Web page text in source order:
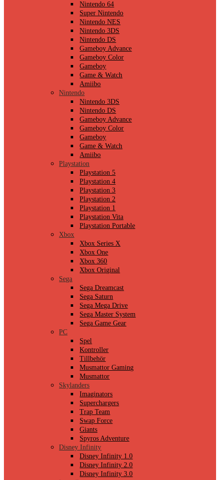
Nintendo 64
Super Nintendo
Nintendo NES
Nintendo 3DS
Nintendo DS
Gameboy Advance
Gameboy Color
Gameboy
Game & Watch
Amiibo
Nintendo
Nintendo 3DS
Nintendo DS
Gameboy Advance
Gameboy Color
Gameboy
Game & Watch
Amiibo
Playstation
Playstation 5
Playstation 4
Playstation 3
Playstation 2
Playstation 1
Playstation Vita
Playstation Portable
Xbox
Xbox Series X
Xbox One
Xbox 360
Xbox Original
Sega
Sega Dreamcast
Sega Saturn
Sega Mega Drive
Sega Master System
Sega Game Gear
PC
Spel
Kontroller
Tillbehör
Musmattor Gaming
Musmattor
Skylanders
Imaginators
Superchargers
Trap Team
Swap Force
Giants
Spyros Adventure
Disney Infinity
Disney Infinity 1.0
Disney Infinity 2.0
Disney Infinity 3.0